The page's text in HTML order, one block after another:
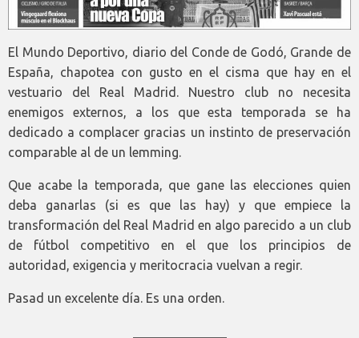
El Mundo Deportivo, diario del Conde de Godó, Grande de
España, chapotea con gusto en el cisma que hay en el
vestuario del Real Madrid. Nuestro club no necesita
enemigos externos, a los que esta temporada se ha
dedicado a complacer gracias un instinto de preservación
comparable al de un lemming.
Que acabe la temporada, que gane las elecciones quien
deba ganarlas (si es que las hay) y que empiece la
transformación del Real Madrid en algo parecido a un club
de fútbol competitivo en el que los principios de
autoridad, exigencia y meritocracia vuelvan a regir.
Pasad un excelente día. Es una orden.